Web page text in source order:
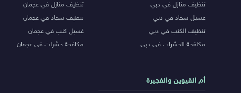
المدن
تنظيف منازل في دبي
غسيل سجاد في دبي
تنظيف الكنب في دبي
مكافحة الحشرات في دبي
تنظيف منازل في عجمان
تنظيف سجاد في عجمان
غسيل كنب في عجمان
مكافحة حشرات في عجمان
أم القيوين والفجيرة